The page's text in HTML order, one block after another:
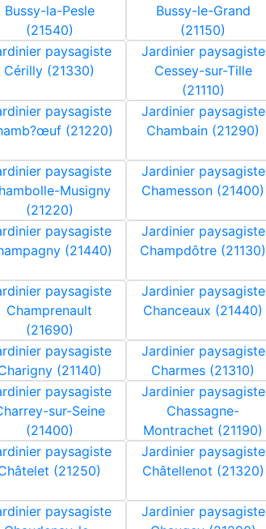
Bussy-la-Pesle
(21540)
Bussy-le-Grand
(21150)
paysagiste
Cérilly (21330)
Jardinier paysagiste
Cessey-sur-Tille
(21110)
paysagiste
(21220)
Jardinier paysagiste
Chambain (21290)
paysagiste
Musigny
(21220)
Jardinier paysagiste
Chamesson (21400)
paysagiste
(21440)
Jardinier paysagiste
Champdôtre (21130)
paysagiste
Champrenault
(21690)
Jardinier paysagiste
Chanceaux (21440)
paysagiste
(21140)
Jardinier paysagiste
Charmes (21310)
paysagiste
sur-Seine
(21400)
Jardinier paysagiste
Chassagne-
Montrachet (21190)
paysagiste
(21250)
Jardinier paysagiste
Châtellenot (21320)
paysagiste
Jardinier paysagiste